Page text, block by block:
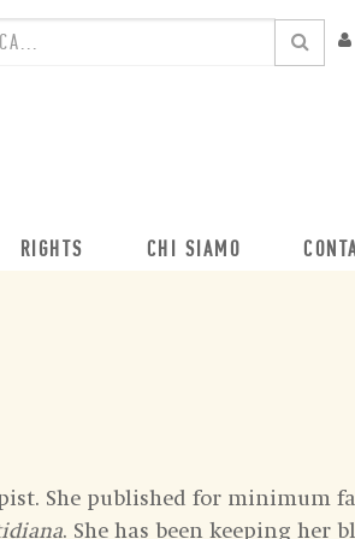
RIGHTS CHI SIAMO
She published for minimum
. She has been keeping her